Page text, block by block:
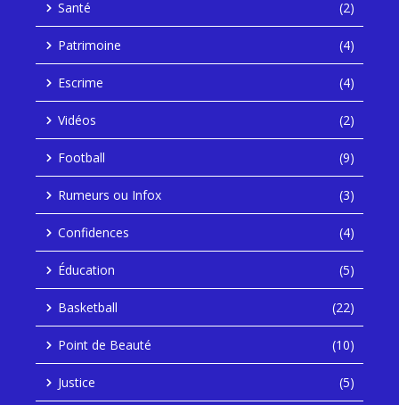
Santé (2)
Patrimoine (4)
Escrime (4)
Vidéos (2)
Football (9)
Rumeurs ou Infox (3)
Confidences (4)
Éducation (5)
Basketball (22)
Point de Beauté (10)
Justice (5)